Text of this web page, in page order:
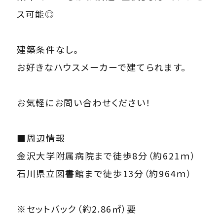
ス可能◎
建築条件なし。
お好きなハウスメーカーで建てられます。
お気軽にお問い合わせください！
■周辺情報
金沢大学附属病院まで徒歩8分（約621ｍ）
石川県立図書館まで徒歩13分（約964ｍ）
※セットバック（約2.86㎡）要